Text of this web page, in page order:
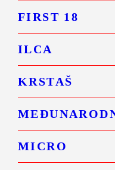
FIRST 18
ILCA
KRSTAŠ
MICRO